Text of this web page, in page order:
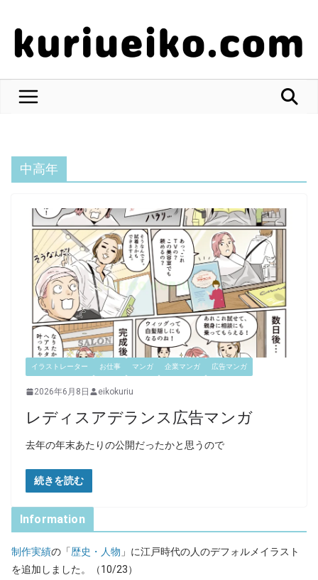
中高年
イラストレーター お仕事 マンガ 企業マンガ 広告マンガ
2026年6月8日 eikokuriu
レディスアデランス広告マンガ
去年の年末あたりの公開だったかと思うので
続きを読む
Information
制作実績の「歴史・人物 」に江戸時代の人のデフォルメイラスト
を追加しました。（10/23）